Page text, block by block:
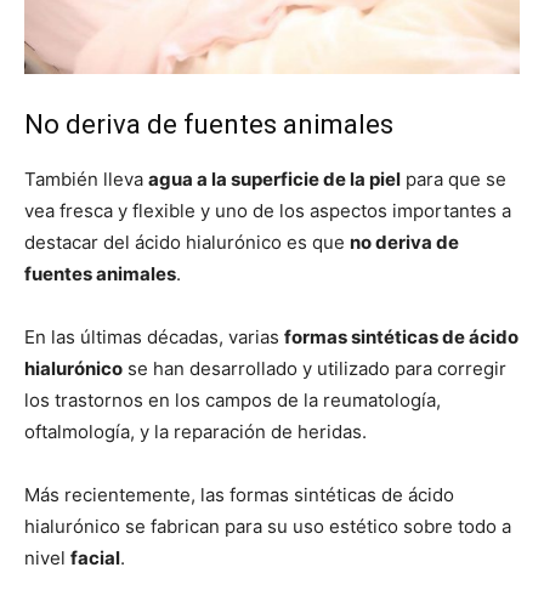
No deriva de fuentes animales
También lleva agua a la superficie de la piel para que se
vea fresca y flexible y uno de los aspectos importantes a
destacar del ácido hialurónico es que no deriva de
fuentes animales.
En las últimas décadas, varias formas sintéticas de ácido
hialurónico se han desarrollado y utilizado para corregir
los trastornos en los campos de la reumatología,
oftalmología, y la reparación de heridas.
Más recientemente, las formas sintéticas de ácido
hialurónico se fabrican para su uso estético sobre todo a
nivel facial.